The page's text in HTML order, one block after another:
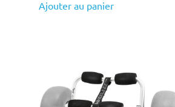
Ajouter au panier